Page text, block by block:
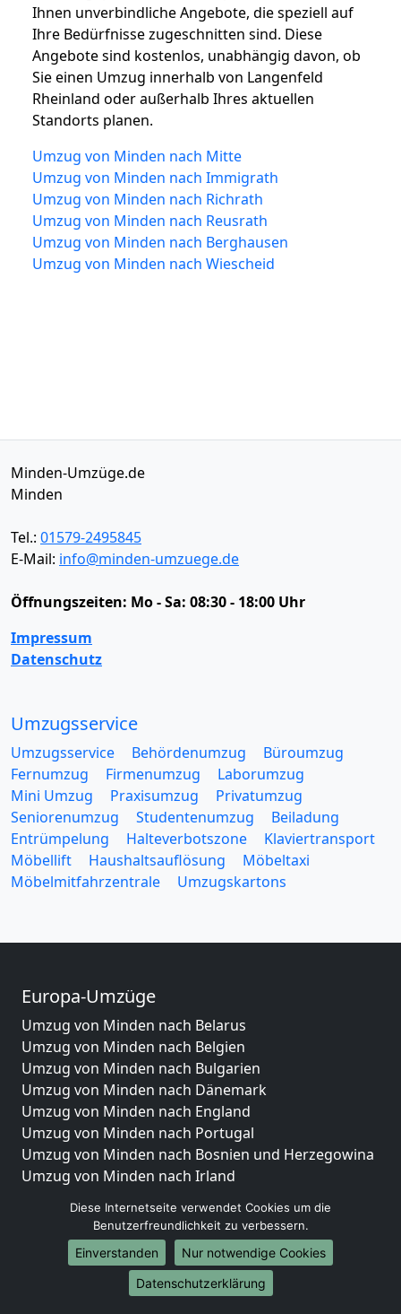
Ihnen unverbindliche Angebote, die speziell auf
Ihre Bedürfnisse zugeschnitten sind. Diese
Angebote sind kostenlos, unabhängig davon, ob
Sie einen Umzug innerhalb von Langenfeld
Rheinland oder außerhalb Ihres aktuellen
Standorts planen.
Umzug von Minden nach Mitte
Umzug von Minden nach Immigrath
Umzug von Minden nach Richrath
Umzug von Minden nach Reusrath
Umzug von Minden nach Berghausen
Umzug von Minden nach Wiescheid
Minden-Umzüge.de
Minden
Tel.: 01579-2495845
E-Mail: info@minden-umzuege.de
Öffnungszeiten: Mo - Sa: 08:30 - 18:00 Uhr
Impressum
Datenschutz
Umzugsservice
Umzugsservice Behördenumzug
Büroumzug
Fernumzug
Firmenumzug
Laborumzug
Mini Umzug
Praxisumzug
Privatumzug
Seniorenumzug
Studentenumzug
Beiladung
Entrümpelung
Halteverbotszone
Klaviertransport
Möbellift
Haushaltsauflösung
Möbeltaxi
Möbelmitfahrzentrale
Umzugskartons
Europa-Umzüge
Umzug von Minden nach Belarus
Umzug von Minden nach Belgien
Umzug von Minden nach Bulgarien
Umzug von Minden nach Dänemark
Umzug von Minden nach England
Umzug von Minden nach Portugal
Umzug von Minden nach Bosnien und Herzegowina
Umzug von Minden nach Irland
Umzug von Minden nach Zypern
Umzug von Minden nach Kroatien
Umzug von Minden nach Estland
Umzug von Minden nach Finnland
Diese Internetseite verwendet Cookies um die
Benutzerfreundlichkeit zu verbessern.
Einverstanden
Nur notwendige Cookies
Datenschutzerklärung